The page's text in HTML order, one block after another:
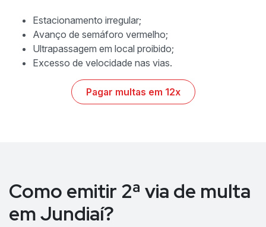
Estacionamento irregular;
Avanço de semáforo vermelho;
Ultrapassagem em local proibido;
Excesso de velocidade nas vias.
Pagar multas em 12x
Como emitir 2ª via de multa
em Jundiaí?